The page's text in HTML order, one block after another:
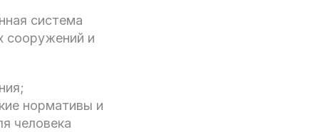
система
сооружений и
нормативы и
человека